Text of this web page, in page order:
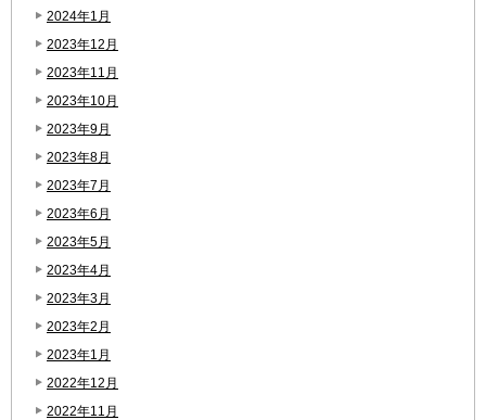
2024年1月
2023年12月
2023年11月
2023年10月
2023年9月
2023年8月
2023年7月
2023年6月
2023年5月
2023年4月
2023年3月
2023年2月
2023年1月
2022年12月
2022年11月